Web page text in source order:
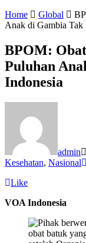
Home
Global
Anak di Gambia Tak
BPOM:
Puluhan
Indonesia
admin
Kesehatan, Nasional
Like
VOA Indonesia